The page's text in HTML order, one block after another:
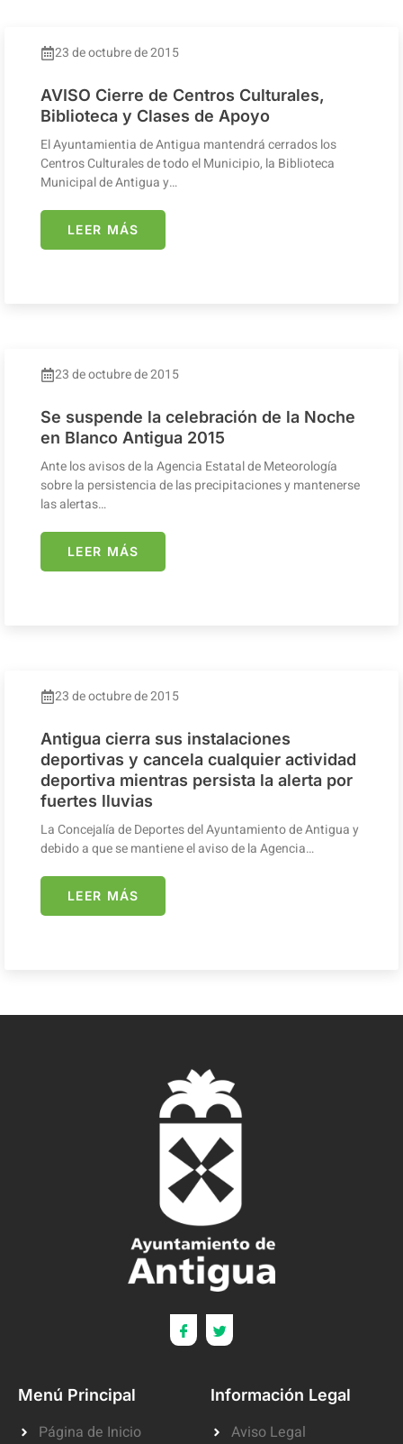
23 de octubre de 2015
AVISO Cierre de Centros Culturales,
Biblioteca y Clases de Apoyo
El Ayuntamientia de Antigua mantendrá cerrados los
Centros Culturales de todo el Municipio, la Biblioteca
Municipal de Antigua y…
LEER MÁS
23 de octubre de 2015
Se suspende la celebración de la Noche
en Blanco Antigua 2015
Ante los avisos de la Agencia Estatal de Meteorología
sobre la persistencia de las precipitaciones y mantenerse
las alertas…
LEER MÁS
23 de octubre de 2015
Antigua cierra sus instalaciones
deportivas y cancela cualquier actividad
deportiva mientras persista la alerta por
fuertes lluvias
La Concejalía de Deportes del Ayuntamiento de Antigua y
debido a que se mantiene el aviso de la Agencia…
LEER MÁS
Menú Principal
Página de Inicio
Información Legal
Aviso Legal